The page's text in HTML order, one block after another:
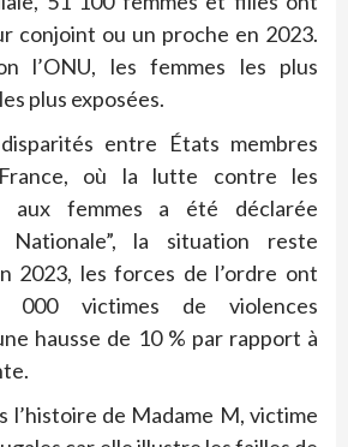
conjoint ou un proche en 2023.
l’ONU, les femmes les plus
plus exposées.
entre États membres
où la lutte contre les
aux femmes a été déclarée
Nationale”, la situation reste
2023, les forces de l’ordre ont
000 victimes de violences
hausse de 10 % par rapport à
l’histoire de Madame M, victime